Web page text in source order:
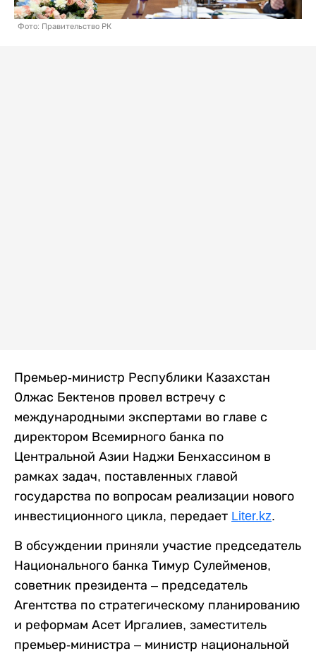
Фото: Правительство РК
Премьер-министр Республики Казахстан
Олжас Бектенов провел встречу с
международными экспертами во главе с
директором Всемирного банка по
Центральной Азии Наджи Бенхассином в
рамках задач, поставленных главой
государства по вопросам реализации нового
инвестиционного цикла, передает Liter.kz.
В обсуждении приняли участие председатель
Национального банка Тимур Сулейменов,
советник президента – председатель
Агентства по стратегическому планированию
и реформам Асет Иргалиев, заместитель
премьер-министра – министр национальной